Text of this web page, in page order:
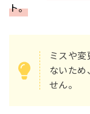
ト。
ミスや
ないため
せん。